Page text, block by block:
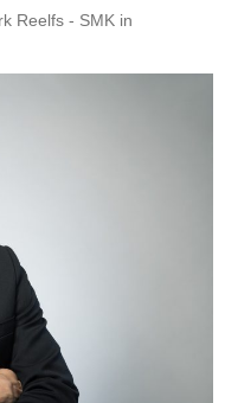
Reelfs - SMK in